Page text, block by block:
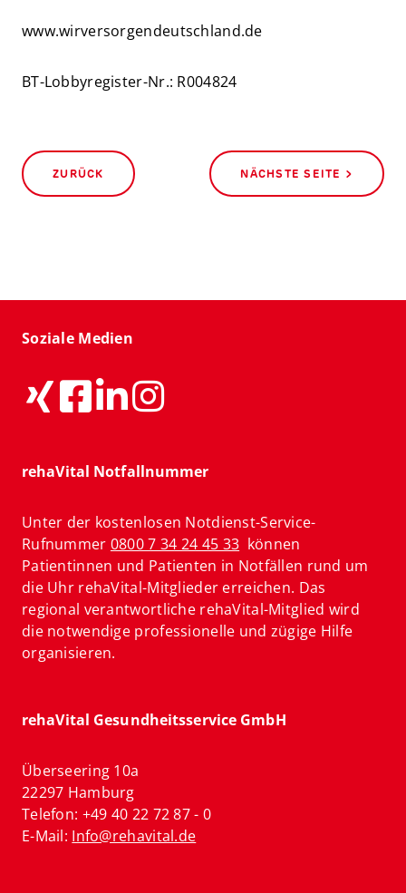
www.wirversorgendeutschland.de
BT-Lobbyregister-Nr.: R004824
ZURÜCK NÄCHSTE SEITE >
Soziale Medien
rehaVital Notfallnummer
Unter der kostenlosen Notdienst-Service-
Rufnummer 0800 7 34 24 45 33 können
Patientinnen und Patienten in Notfällen rund um
die Uhr rehaVital-Mitglieder erreichen. Das
regional verantwortliche rehaVital-Mitglied wird
die notwendige professionelle und zügige Hilfe
organisieren.
rehaVital Gesundheitsservice GmbH
Überseering 10a
22297 Hamburg
Telefon: +49 40 22 72 87 - 0
E-Mail: Info@rehavital.de